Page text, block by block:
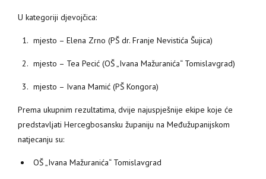
U kategoriji djevojčica:
mjesto – Elena Zrno (PŠ dr. Franje Nevistića Šujica)
mjesto – Tea Pecić (OŠ „Ivana Mažuranića“ Tomislavgrad)
mjesto – Ivana Mamić (PŠ Kongora)
Prema ukupnim rezultatima, dvije najuspješnije ekipe koje će
predstavljati Hercegbosansku županiju na Međužupanijskom
natjecanju su:
OŠ „Ivana Mažuranića“ Tomislavgrad